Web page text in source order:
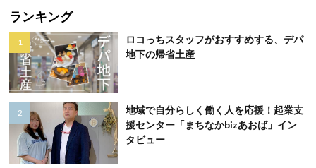
ランキング
ロコっちスタッフがおすすめする、デパ
地下の帰省土産
地域で自分らしく働く人を応援！起業支
援センター「まちなかbizあおば」イン
タビュー